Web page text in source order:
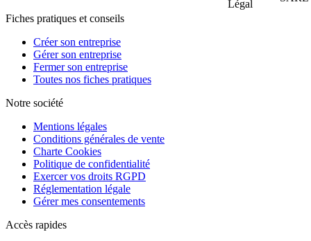
Légal
Fiches pratiques et conseils
Créer son entreprise
Gérer son entreprise
Fermer son entreprise
Toutes nos fiches pratiques
Notre société
Mentions légales
Conditions générales de vente
Charte Cookies
Politique de confidentialité
Exercer vos droits RGPD
Réglementation légale
Gérer mes consentements
Accès rapides